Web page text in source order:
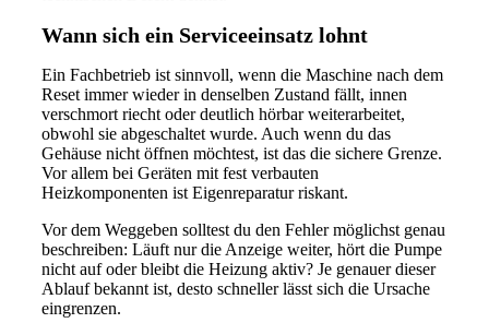
Wann sich ein Serviceeinsatz lohnt
Ein Fachbetrieb ist sinnvoll, wenn die Maschine nach dem
Reset immer wieder in denselben Zustand fällt, innen
verschmort riecht oder deutlich hörbar weiterarbeitet,
obwohl sie abgeschaltet wurde. Auch wenn du das
Gehäuse nicht öffnen möchtest, ist das die sichere Grenze.
Vor allem bei Geräten mit fest verbauten
Heizkomponenten ist Eigenreparatur riskant.
Vor dem Weggeben solltest du den Fehler möglichst genau
beschreiben: Läuft nur die Anzeige weiter, hört die Pumpe
nicht auf oder bleibt die Heizung aktiv? Je genauer dieser
Ablauf bekannt ist, desto schneller lässt sich die Ursache
eingrenzen.